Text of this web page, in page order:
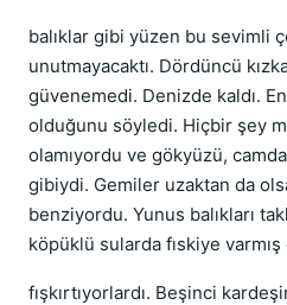
balıklar gibi yüzen bu sevimli
unutmayacaktı. Dördüncü
güvenemedi. Denizde kaldı.
olduğunu söyledi. Hiçbir şey
olamıyordu ve gökyüzü,
gibiydi. Gemiler uzaktan da
benziyordu. Yunus balıkları
köpüklü sularda fıskiye
fışkırtıyorlardı. Beşinci